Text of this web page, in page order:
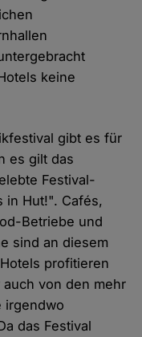
keine
gibt es für
es gilt das
Festival-
in Hut!". Cafés,
Betriebe und
sind an diesem
profitieren
von den mehr
irgendwo
das Festival